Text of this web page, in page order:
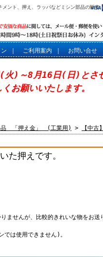
メント、押え、ラッパなどミシン部品の販売
ご利用案内 お問い合せ
)～8月16日(日)とさ
お願いいたします。
品 「押え金」 (工業用) > 【中
た押えです。
ませんが、比較的きれいな物をお送
では使用できません)。